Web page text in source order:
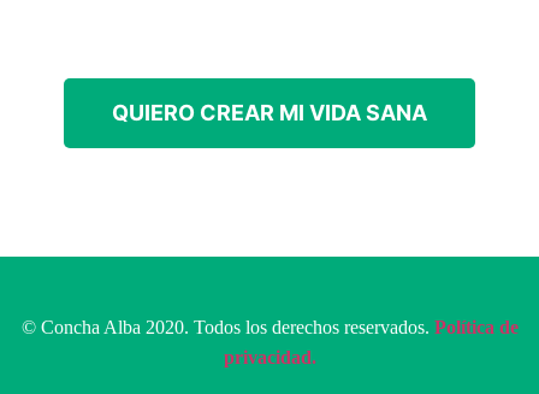
QUIERO CREAR MI VIDA SANA
© Concha Alba 2020. Todos los derechos reservados. Política de
privacidad.